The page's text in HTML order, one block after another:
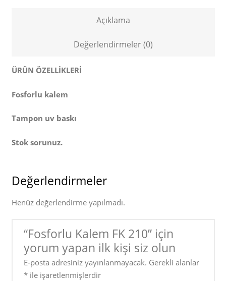
Açıklama
Değerlendirmeler (0)
ÜRÜN ÖZELLİKLERİ
Fosforlu kalem
Tampon uv baskı
Stok sorunuz.
Değerlendirmeler
Henüz değerlendirme yapılmadı.
“Fosforlu Kalem FK 210” için
yorum yapan ilk kişi siz olun
E-posta adresiniz yayınlanmayacak. Gerekli alanlar
* ile işaretlenmişlerdir